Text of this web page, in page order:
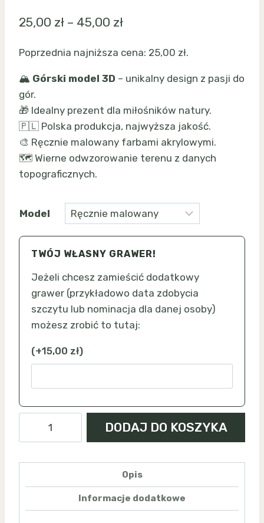
25,00 zł – 45,00 złZakres
25,00 zł
45,00 zł
Poprzednia najniższa cena: 25,00 zł.
🏔️ Górski model 3D – unikalny design z pasji do
gór.
🎁 Idealny prezent dla miłośników natury.
🇵🇱 Polska produkcja, najwyższa jakość.
🎨 Ręcznie malowany farbami akrylowymi.
🗺️ Wierne odwzorowanie terenu z danych
topograficznych.
Model
TWÓJ WŁASNY GRAWER!
Jeżeli chcesz zamieścić dodatkowy
grawer (przykładowo data zdobycia
szczytu lub nominacja dla danej osoby)
możesz zrobić to tutaj:
(+15,00 zł)
DODAJ DO KOSZYKA
Opis
Informacje dodatkowe